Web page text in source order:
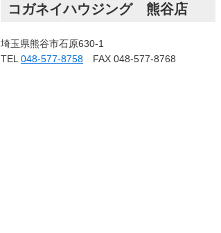
コガネイハウジング 熊谷店
埼玉県熊谷市石原630-1
TEL 048-577-8758 FAX 048-577-8768